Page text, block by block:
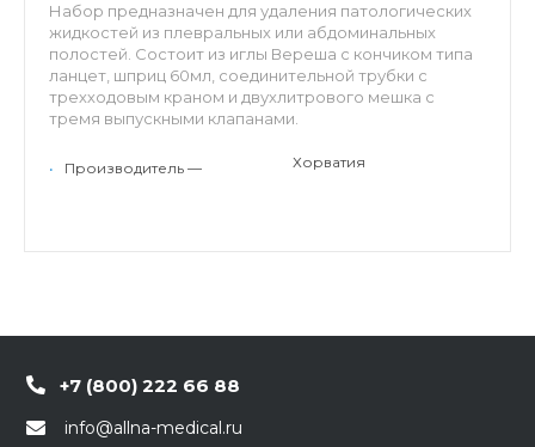
Набор предназначен для удаления патологических
жидкостей из плевральных или абдоминальных
полостей. Состоит из иглы Вереша с кончиком типа
ланцет, шприц 60мл, соединительной трубки с
трехходовым краном и двухлитрового мешка с
тремя выпускными клапанами.
• Производитель — Хорватия
+7 (800) 222 66 88
info@allna-medical.ru